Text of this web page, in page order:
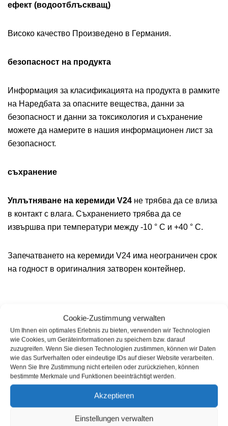
Cookie-Zustimmung verwalten
Um Ihnen ein optimales Erlebnis zu bieten, verwenden wir Technologien
wie Cookies, um Geräteinformationen zu speichern bzw. darauf
zuzugreifen. Wenn Sie diesen Technologien zustimmen, können wir Daten
wie das Surfverhalten oder eindeutige IDs auf dieser Website verarbeiten.
Wenn Sie Ihre Zustimmung nicht erteilen oder zurückziehen, können
bestimmte Merkmale und Funktionen beeinträchtigt werden.
Akzeptieren
Einstellungen verwalten
ефект (водоотблъскващ)
Високо качество Произведено в Германия.
безопасност на продукта
Информация за класификацията на продукта в рамките
на Наредбата за опасните вещества, данни за
безопасност и данни за токсикология и съхранение
можете да намерите в нашия информационен лист за
безопасност.
съхранение
Уплътняване на керемиди V24 не трябва да се влиза
в контакт с влага. Съхранението трябва да се
извършва при температури между -10 ° C и +40 ° C.
Запечатването на керемиди V24 има неограничен срок
на годност в оригиналния затворен контейнер.
Обхват на доставката: 1 x литрова бутилка 1 x
пръскаща глава с помпа
✓ Ефективна трайна повърхностна защита срещу вода,
замърсявания и атмосферни влияния
✓ предотвратява растежа на мъхове, лишеи, гъбички и
други природни влияния